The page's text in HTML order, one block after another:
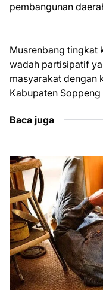
pembangunan
Musrenbang tingkat
wadah partisipatif
masyarakat dengan
Kabupaten
Baca juga